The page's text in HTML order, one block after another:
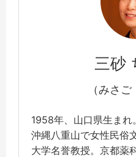
三砂
（みさご
1958年、山口県生まれ
沖縄八重山で女性民俗
大学名誉教授。京都薬